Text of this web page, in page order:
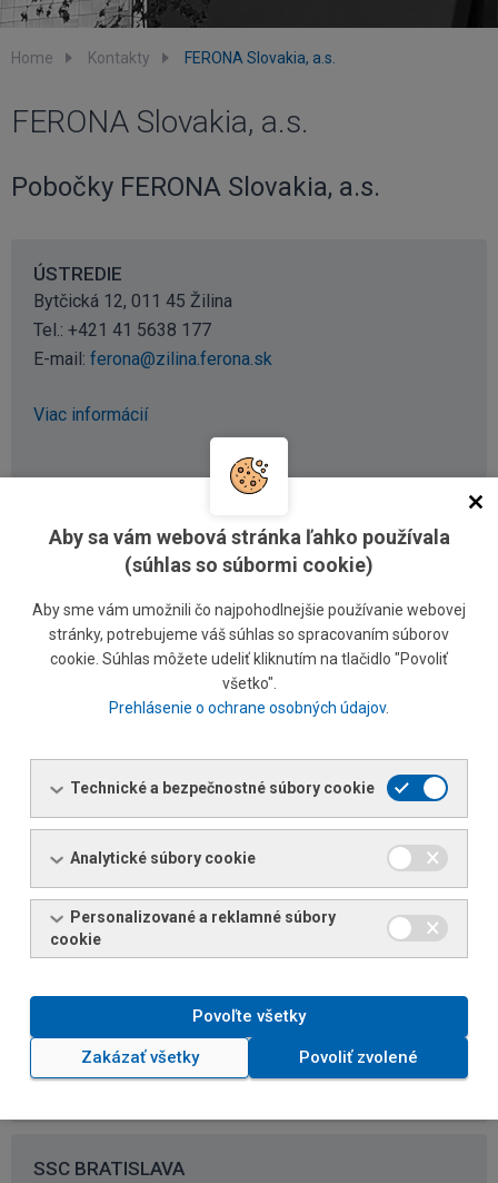
Home Kontakty FERONA Slovakia, a.s.
FERONA Slovakia, a.s.
Pobočky FERONA Slovakia, a.s.
ÚSTREDIE
Bytčická 12, 011 45 Žilina
Tel.: +421 41 5638 177
E-mail: ferona@zilina.ferona.sk
Viac informácií
PREVÁDZKA ŽILINA
Bytčická 12, 011 45 Žilina
Tel.: +421 41 5638 600
E-mail:ferona@zilina.ferona.sk
Viac informácií
Dvorčanská 70, 949 05 Nitra
Tel.: +421 37 6404 600
E-mail:ferona@nitra.ferona.sk
Viac informácií
PREVÁDZKA KOŠICE
Tel.: +421 55 6802 600
E-mail:ferona@kosice.ferona.sk
Viac informácií
SSC BRATISLAVA
Aby sa vám webová stránka ľahko používala
(súhlas so súbormi cookie)
Aby sme vám umožnili čo najpohodlnejšie používanie webovej
stránky, potrebujeme váš súhlas so spracovaním súborov
cookie. Súhlas môžete udeliť kliknutím na tlačidlo "Povoliť
všetko".
Prehlásenie o ochrane osobných údajov.
Technické a bezpečnostné súbory cookie
Analytické súbory cookie
Personalizované a reklamné súbory
cookie
Povoľte všetky
Zakázať všetky Povoliť zvolené